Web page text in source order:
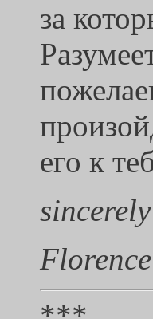
за
его к
Florence